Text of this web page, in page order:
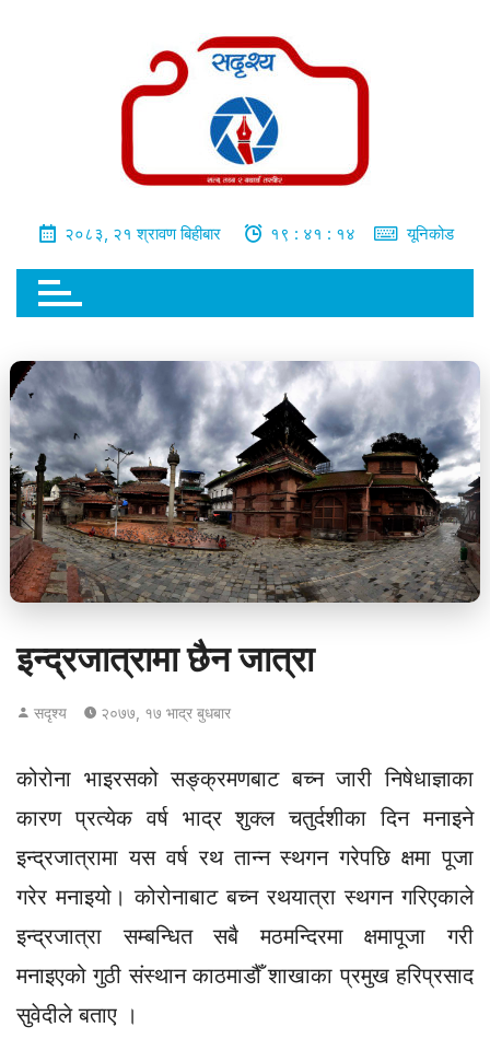
२०८३, २१ श्रावण बिहीबार १९ : ४१ : १५ यूनिकोड
इन्द्रजात्रामा छैन जात्रा
सदृश्य २०७७, १७ भाद्र बुधबार
कोरोना भाइरसको सङ्क्रमणबाट बच्न जारी निषेधाज्ञाका
कारण प्रत्येक वर्ष भाद्र शुक्ल चतुर्दशीका दिन मनाइने
इन्द्रजात्रामा यस वर्ष रथ तान्न स्थगन गरेपछि क्षमा पूजा
गरेर मनाइयो। कोरोनाबाट बच्न रथयात्रा स्थगन गरिएकाले
इन्द्रजात्रा सम्बन्धित सबै मठमन्दिरमा क्षमापूजा गरी
मनाइएको गुठी संस्थान काठमाडौँ शाखाका प्रमुख हरिप्रसाद
सुवेदीले बताए ।